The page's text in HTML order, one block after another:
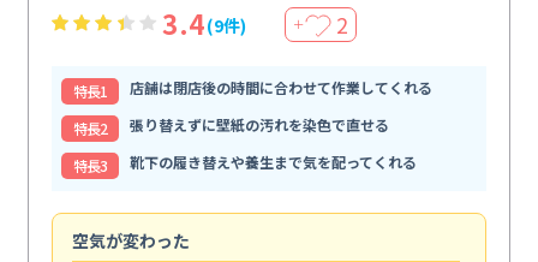
3.4(9件) ＋ 2
特⻑1
店舗は閉店後の時間に合わせて作業してくれる
特⻑2
張り替えずに壁紙の汚れを染色で直せる
特⻑3
靴下の履き替えや養生まで気を配ってくれる
空気が変わった